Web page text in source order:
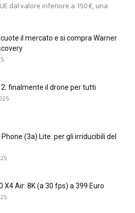
dal valore inferiore a 150 €, una
il mercato e si compra Warner
2: finalmente il drone per tutti
Phone (3a) Lite: per gli irriducibili del
X4 Air: 8K (a 30 fps) a 399 Euro